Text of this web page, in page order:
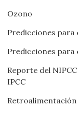
Ozono
Predicciones para
Predicciones para
Reporte del
IPCC
Retroalimentación